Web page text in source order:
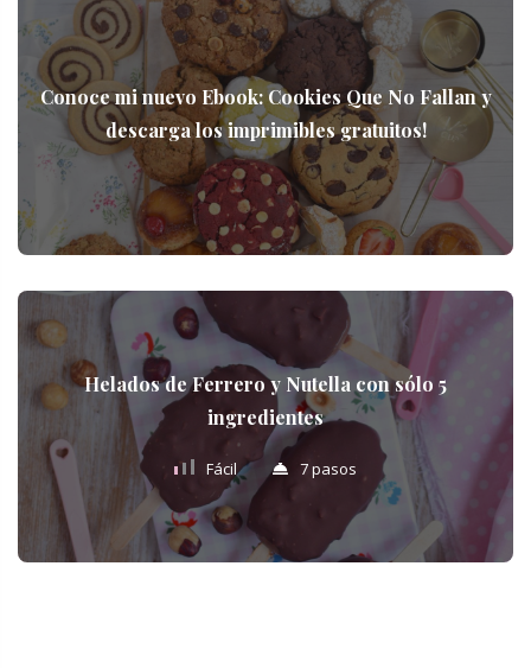
Conoce mi nuevo Ebook: Cookies Que No Fallan y
descarga los imprimibles gratuitos!
Helados de Ferrero y Nutella con sólo 5
ingredientes
Fácil 7 pasos